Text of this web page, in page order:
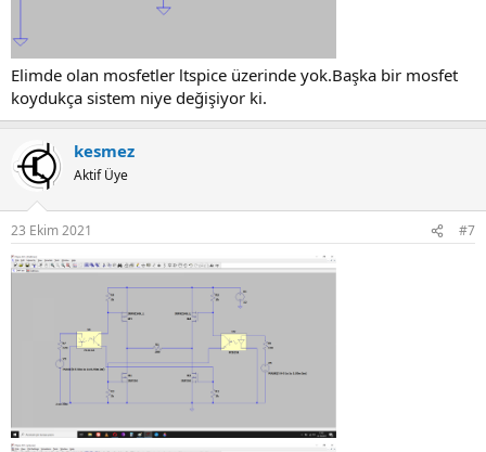
Elimde olan mosfetler ltspice üzerinde yok.Başka bir mosfet
koydukça sistem niye değişiyor ki.
kesmez
Aktif Üye
23 Ekim 2021 #7